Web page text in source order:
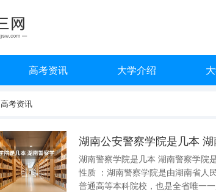
高考资讯 大学介绍
高考资讯
湖南公安警察学院是几本
湖南警察学院是几本 湖南警察学院是一所二本大学 。以下是关于湖南警察学院的详细信息： 学校
性质 ：湖南警察学院是由湖南省人民政府举办、湖南省公安厅主管、湖南省教育厅指导的全日制
普通高等本科院校，也是全省唯一一所培养警务专门